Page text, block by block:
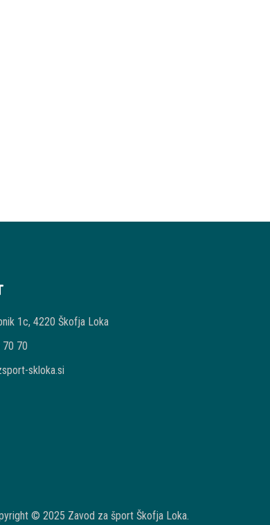
1c, 4220 Škofja Loka
70
skloka.si
© 2025 Zavod za šport Škofja Loka.